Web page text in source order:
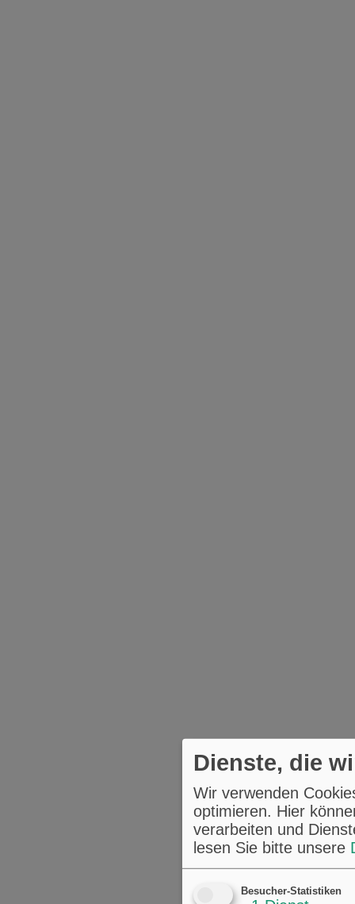
Dienste, die
Wir verwenden
optimieren. Hier
verarbeiten und
lesen Sie bitte unsere
Besucher-Statistiken